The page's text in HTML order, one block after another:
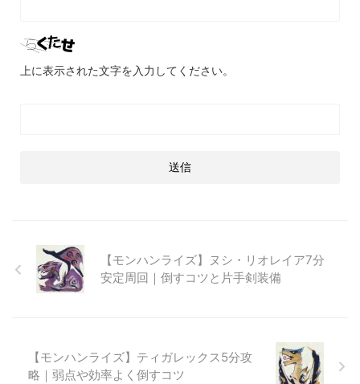
上に表示された文字を入力してください。
【モンハンライズ】ヌシ・リオレイア7分
安定周回｜倒すコツと片手剣装備
【モンハンライズ】ティガレックス5分攻
略｜弱点や効率よく倒すコツ